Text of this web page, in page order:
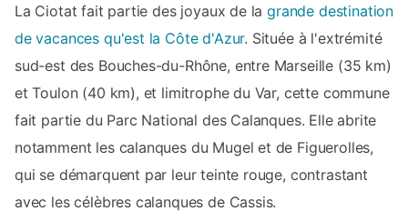
La Ciotat fait partie des joyaux de lagrande destination
de vacances qu'est la Côte d'Azur. Située à l'extrémité
sud-est des Bouches-du-Rhône, entre Marseille (35 km)
et Toulon (40 km), et limitrophe du Var, cette commune
fait partie du Parc National des Calanques. Elle abrite
notamment les calanques du Mugel et de Figuerolles,
qui se démarquent par leur teinte rouge, contrastant
avec les célèbres calanques de Cassis.